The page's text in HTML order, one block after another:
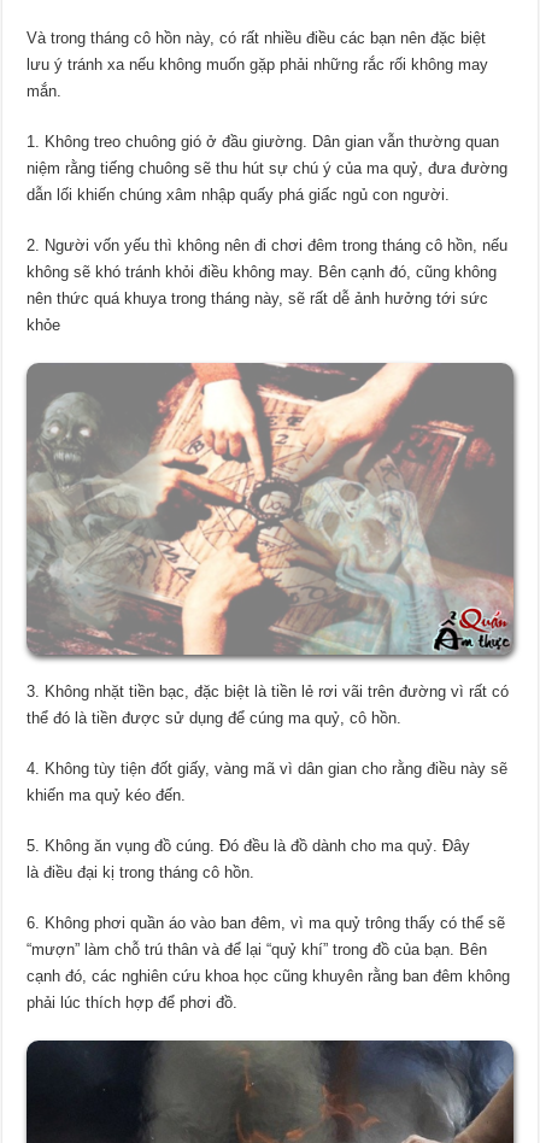
Và trong tháng cô hồn này, có rất nhiều điều các bạn nên đặc biệt
lưu ý tránh xa nếu không muốn gặp phải những rắc rối không may
mắn.
1. Không treo chuông gió ở đầu giường. Dân gian vẫn thường quan
niệm rằng tiếng chuông sẽ thu hút sự chú ý của ma quỷ, đưa đường
dẫn lối khiến chúng xâm nhập quấy phá giấc ngủ con người.
2. Người vốn yếu thì không nên đi chơi đêm trong tháng cô hồn, nếu
không sẽ khó tránh khỏi điều không may. Bên cạnh đó, cũng không
nên thức quá khuya trong tháng này, sẽ rất dễ ảnh hưởng tới sức
khỏe
3. Không nhặt tiền bạc, đặc biệt là tiền lẻ rơi vãi trên đường vì rất có
thể đó là tiền được sử dụng để cúng ma quỷ, cô hồn.
4. Không tùy tiện đốt giấy, vàng mã vì dân gian cho rằng điều này sẽ
khiến ma quỷ kéo đến.
5. Không ăn vụng đồ cúng. Đó đều là đồ dành cho ma quỷ. Đây
là điều đại kị trong tháng cô hồn.
6. Không phơi quần áo vào ban đêm, vì ma quỷ trông thấy có thể sẽ
“mượn” làm chỗ trú thân và để lại “quỷ khí” trong đồ của bạn. Bên
cạnh đó, các nghiên cứu khoa học cũng khuyên rằng ban đêm không
phải lúc thích hợp để phơi đồ.